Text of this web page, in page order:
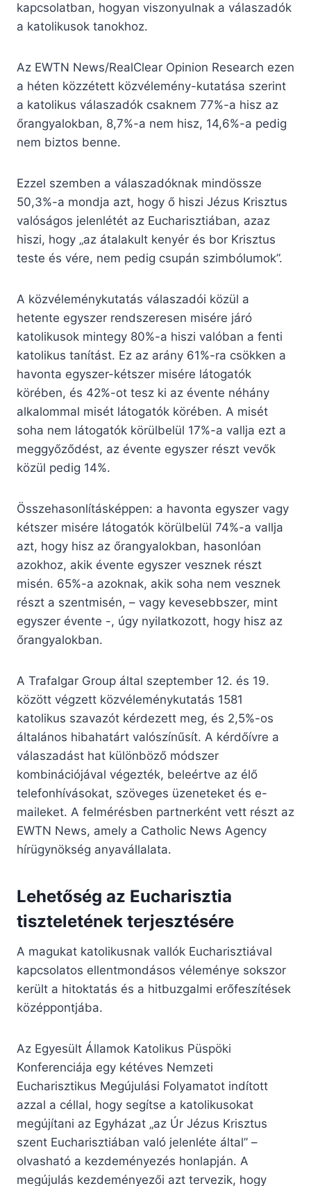
kapcsolatban, hogyan viszonyulnak a válaszadók
a katolikusok tanokhoz.
Az EWTN News/RealClear Opinion Research ezen
a héten közzétett közvélemény-kutatása szerint
a katolikus válaszadók csaknem 77%-a hisz az
őrangyalokban, 8,7%-a nem hisz, 14,6%-a pedig
nem biztos benne.
Ezzel szemben a válaszadóknak mindössze
50,3%-a mondja azt, hogy ő hiszi Jézus Krisztus
valóságos jelenlétét az Eucharisztiában, azaz
hiszi, hogy „az átalakult kenyér és bor Krisztus
teste és vére, nem pedig csupán szimbólumok”.
A közvéleménykutatás válaszadói közül a
hetente egyszer rendszeresen misére járó
katolikusok mintegy 80%-a hiszi valóban a fenti
katolikus tanítást. Ez az arány 61%-ra csökken a
havonta egyszer-kétszer misére látogatók
körében, és 42%-ot tesz ki az évente néhány
alkalommal misét látogatók körében. A misét
soha nem látogatók körülbelül 17%-a vallja ezt a
meggyőződést, az évente egyszer részt vevők
közül pedig 14%.
Összehasonlításképpen: a havonta egyszer vagy
kétszer misére látogatók körülbelül 74%-a vallja
azt, hogy hisz az őrangyalokban, hasonlóan
azokhoz, akik évente egyszer vesznek részt
misén. 65%-a azoknak, akik soha nem vesznek
részt a szentmisén, – vagy kevesebbszer, mint
egyszer évente -, úgy nyilatkozott, hogy hisz az
őrangyalokban.
A Trafalgar Group által szeptember 12. és 19.
között végzett közvéleménykutatás 1581
katolikus szavazót kérdezett meg, és 2,5%-os
általános hibahatárt valószínűsít. A kérdőívre a
válaszadást hat különböző módszer
kombinációjával végezték, beleértve az élő
telefonhívásokat, szöveges üzeneteket és e-
maileket. A felmérésben partnerként vett részt az
EWTN News, amely a Catholic News Agency
hírügynökség anyavállalata.
Lehetőség az Eucharisztia
tiszteletének terjesztésére
A magukat katolikusnak vallók Eucharisztiával
kapcsolatos ellentmondásos véleménye sokszor
került a hitoktatás és a hitbuzgalmi erőfeszítések
középpontjába.
Az Egyesült Államok Katolikus Püspöki
Konferenciája egy kétéves Nemzeti
Eucharisztikus Megújulási Folyamatot indított
azzal a céllal, hogy segítse a katolikusokat
megújítani az Egyházat „az Úr Jézus Krisztus
szent Eucharisztiában való jelenléte által” –
olvasható a kezdeményezés honlapján. A
megújulás kezdeményezői azt tervezik, hogy